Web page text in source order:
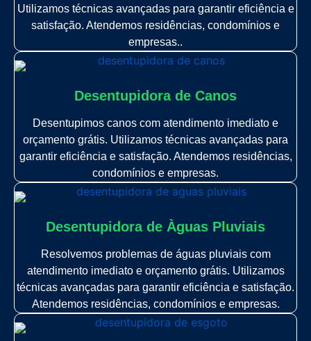
Utilizamos técnicas avançadas para garantir eficiência e
satisfação. Atendemos residências, condomínios e
empresas..
Desentupidora de Canos
Desentupimos canos com atendimento imediato e
orçamento grátis. Utilizamos técnicas avançadas para
garantir eficiência e satisfação. Atendemos residências,
condomínios e empresas.
Desentupidora de Àguas Pluviais
Resolvemos problemas de águas pluviais com
atendimento imediato e orçamento grátis. Utilizamos
técnicas avançadas para garantir eficiência e satisfação.
Atendemos residências, condomínios e empresas.